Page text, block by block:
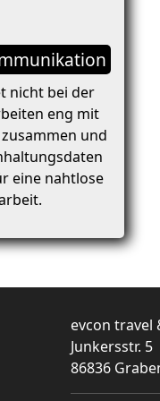
nicht bei der
eng mit
und
eine nahtlose
evcon travel
Junkersstr. 5
86836